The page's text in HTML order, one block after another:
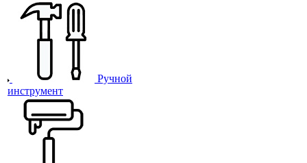
Ручной
инструмент